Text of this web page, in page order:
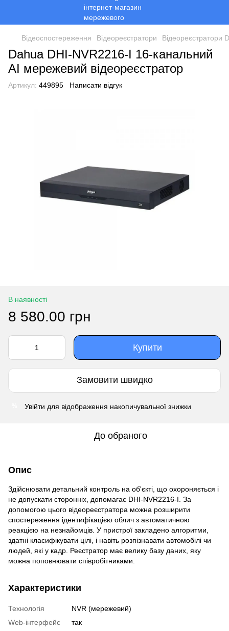
Відеоспостереження Відеореєстратори Відеореєстратори
Dahua DHI-NVR2216-I 16-канальний
AI мережевий відеореєстратор
Артикул: 449895 Написати відгук
В наявності
8 580.00 грн
Купити
Замовити швидко
Увійти для відображення накопичувальної знижки
До обраного
Опис
Здійснювати детальний контроль на об'єкті, що охороняється і
не допускати сторонніх, допомагає DHI-NVR2216-I. За
допомогою цього відеореєстратора можна розширити
спостереження ідентифікацією облич з автоматичною
реакцією на незнайомців. У пристрої закладено алгоритми,
здатні класифікувати цілі, і навіть розпізнавати автомобілі чи
людей, які у кадр. Реєстратор має велику базу даних, яку
можна поповнювати співробітниками.
Характеристики
Технологія
NVR (мережевий)
Web-інтерфейс
так